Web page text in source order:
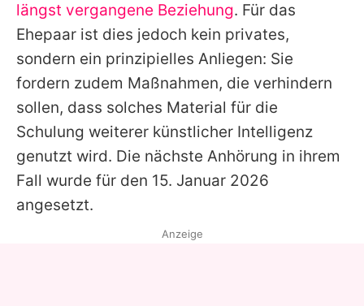
längst vergangene Beziehung. Für das
Ehepaar ist dies jedoch kein privates,
sondern ein prinzipielles Anliegen: Sie
fordern zudem Maßnahmen, die verhindern
sollen, dass solches Material für die
Schulung weiterer künstlicher Intelligenz
genutzt wird. Die nächste Anhörung in ihrem
Fall wurde für den 15. Januar 2026
angesetzt.
Anzeige